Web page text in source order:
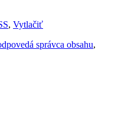
, Vytlačiť
správca obsahu,